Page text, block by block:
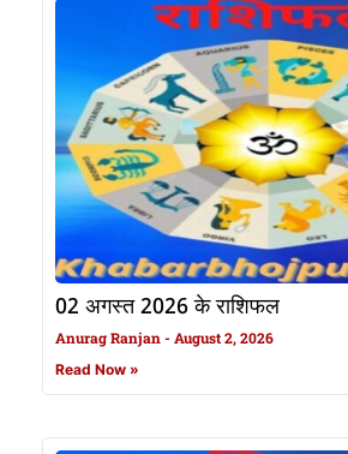
02 अगस्त 2026 के राशिफल
Anurag Ranjan August 2, 2026
Read Now »